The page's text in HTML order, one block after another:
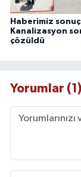
Haberimiz
Kanalizasyon
çözüldü
Yorumlar (1)